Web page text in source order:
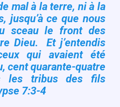
mal à la terre, ni à la
jusqu’à ce que nous
sceau le front des
Dieu. Et j’entendis
qui avaient été
cent quarante-quatre
les tribus des fils
7:3-4